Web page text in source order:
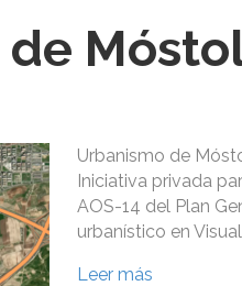
Urbanismo de
Iniciativa privada
AOS-14 del Plan
urbanístico en
Leer más